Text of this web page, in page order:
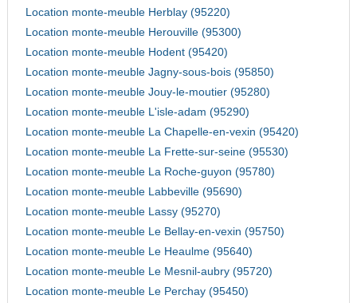
Location monte-meuble Herblay (95220)
Location monte-meuble Herouville (95300)
Location monte-meuble Hodent (95420)
Location monte-meuble Jagny-sous-bois (95850)
Location monte-meuble Jouy-le-moutier (95280)
Location monte-meuble L'isle-adam (95290)
Location monte-meuble La Chapelle-en-vexin (95420)
Location monte-meuble La Frette-sur-seine (95530)
Location monte-meuble La Roche-guyon (95780)
Location monte-meuble Labbeville (95690)
Location monte-meuble Lassy (95270)
Location monte-meuble Le Bellay-en-vexin (95750)
Location monte-meuble Le Heaulme (95640)
Location monte-meuble Le Mesnil-aubry (95720)
Location monte-meuble Le Perchay (95450)